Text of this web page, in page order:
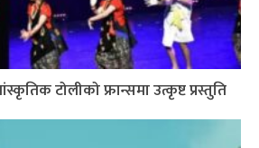
टोलीको फ्रान्समा उत्कृष्ट प्रस्तुति